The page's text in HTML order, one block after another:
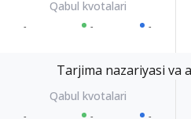
- - -
Tarjima nazariyasi va
- - -